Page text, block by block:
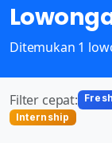
Ditemukan 1
Filter cepat:
Internship